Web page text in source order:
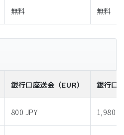
無料 無料
銀行口座送金 （EUR） 銀行口
800 JPY 1,980